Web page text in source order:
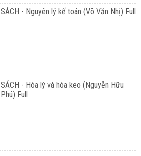
SÁCH - Nguyên lý kế toán (Võ Văn Nhị) Full
SÁCH - Hóa lý và hóa keo (Nguyễn Hữu
Phú) Full